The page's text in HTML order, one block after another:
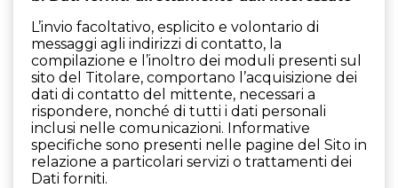
L’invio facoltativo, esplicito e volontario di
messaggi agli indirizzi di contatto, la
compilazione e l’inoltro dei moduli presenti sul
sito del Titolare, comportano l’acquisizione dei
dati di contatto del mittente, necessari a
rispondere, nonché di tutti i dati personali
inclusi nelle comunicazioni. Informative
specifiche sono presenti nelle pagine del Sito in
relazione a particolari servizi o trattamenti dei
Dati forniti.